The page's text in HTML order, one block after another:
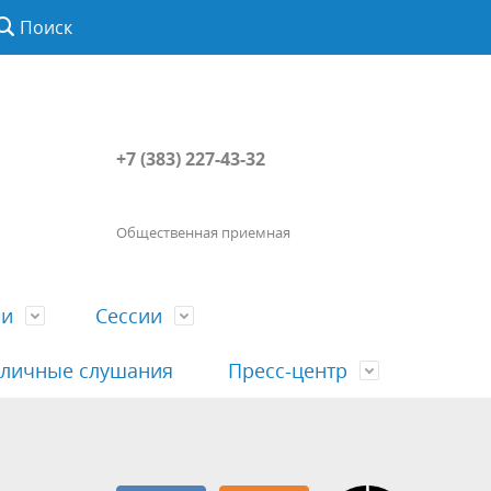
Поиск
+7 (383) 227-43-32
Общественная приемная
Сессии
гражданами
имуществе, обязательствах
слушания Пресс-центр